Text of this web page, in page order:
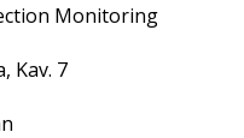
Monitoring
Kav. 7